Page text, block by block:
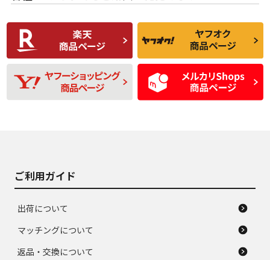
C
比較的きれいな中古
品
C
られるが、使用に問
題のない中古品
D
使用感や目立つ傷が
あり、一般的な中古
品
D
残り溝も少なく、偏
磨耗がみられ、短期
間使用できるくらい
の中古品
ご利用ガイド
出荷について
マッチングについて
返品・交換について